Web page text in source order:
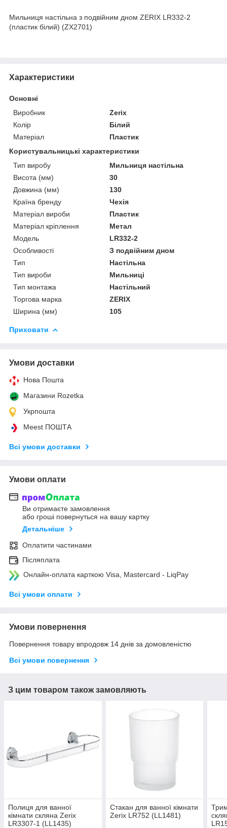
Мильниця настільна з подвійним дном ZERIX LR332-2
(пластик білий) (ZX2701)
Характеристики
Основні
Виробник
Zerix
Колір
Білий
Матеріал
Пластик
Користувальницькі характеристики
Тип виробу
Мильниця настільна
Висота (мм)
30
Довжина (мм)
130
Країна бренду
Чехія
Матеріал вироби
Пластик
Матеріал кріплення
Метал
Мoдель
LR332-2
Особливості
З подвійним дном
Тип
Настільна
Тип вироби
Мильниці
Тип монтажа
Настільний
Торгова марка
ZERIX
Ширина (мм)
105
Приховати
Умови доставки
Нова Пошта
Магазини Rozetka
Укрпошта
Meest ПОШТА
Всі умови доставки
Умови оплати
Ви отримаєте замовлення
або гроші повернуться на вашу картку
Детальніше
Оплатити частинами
Післяплата
Онлайн-оплата карткою Visa, Mastercard - LiqPay
Всі умови оплати
Умови повернення
Повернення товару впродовж 14 днів за домовленістю
Всі умови повернення
З цим товаром також замовляють
Полиця для ванної
кімнати скляна Zerix
LR3307-1 (LL1435)
Стакан для ванної кімнати
Zerix LR752 (LL1481)